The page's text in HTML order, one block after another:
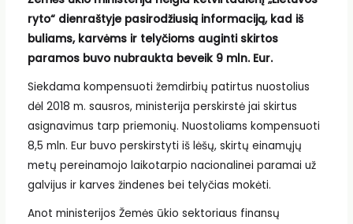
ryto“ dienraštyje pasirodžiusią informaciją, kad iš
buliams, karvėms ir telyčioms auginti skirtos
paramos buvo nubraukta beveik 9 mln. Eur.
Siekdama kompensuoti žemdirbių patirtus nuostolius
dėl 2018 m. sausros, ministerija perskirstė jai skirtus
asignavimus tarp priemonių. Nuostoliams kompensuoti
8,5 mln. Eur buvo perskirstyti iš lėšų, skirtų einamųjų
metų pereinamojo laikotarpio nacionalinei paramai už
galvijus ir karves žindenes bei telyčias mokėti.
Anot ministerijos Žemės ūkio sektoriaus finansų